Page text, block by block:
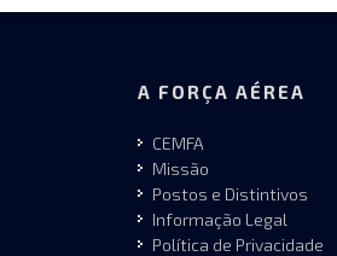
A FORÇA AÉREA
CEMFA
Missão
Postos e Distintivos
Informação Legal
Política de Privacidade